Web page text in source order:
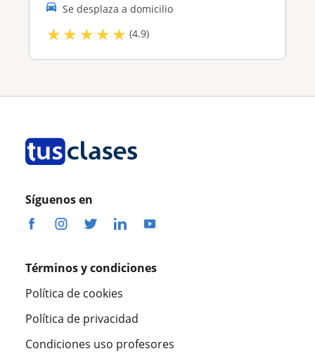
Se desplaza a domicilio
★★ ★★★ (4.9)
Síguenos en
Términos y condiciones
Política de cookies
Política de privacidad
Condiciones uso profesores